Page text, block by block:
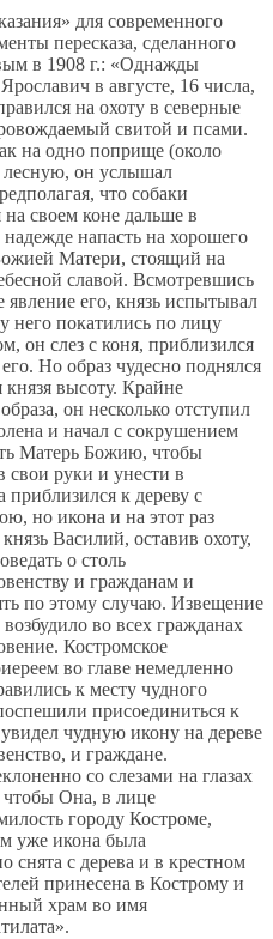
для современного
пересказа, сделанного
в 1908 г.: «Однажды
в августе, 16 числа,
на охоту в северные
свитой и псами.
на одно поприще (около
лесную, он услышал
что собаки
на своем коне дальше в
напасть на хорошего
Матери, стоящий на
славой. Всмотревшись
явление его, князь испытывал
него покатились по лицу
он слез с коня, приблизился
Но образ чудесно поднялся
князя высоту. Крайне
он несколько отступил
и начал с сокрушением
Матерь Божию, чтобы
свои руки и унести в
к дереву с
но икона и на этот раз
Василий, оставив охоту,
о столь
и гражданам и
по этому случаю. Извещение
во всех гражданах
Костромское
во главе немедленно
к месту чудного
присоединиться к
чудную икону на дереве
и граждане.
со слезами на глазах
Она, в лице
городу Костроме,
уже икона была
снята с дерева и в крестном
принесена в Кострому и
храм во имя